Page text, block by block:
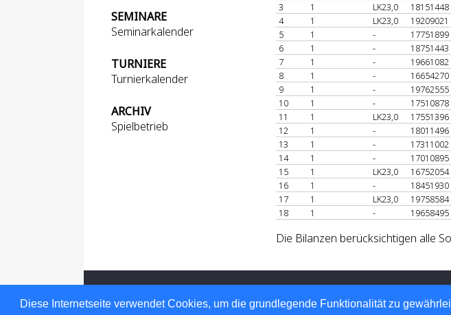
Diese Internetseite verwendet Cookies, um die grundlegende Funktionalität zu
SEMINARE
Seminarkalender
TURNIERE
Turnierkalender
ARCHIV
Spielbetrieb
3
1 LK23,0 18151448
4
1 LK23,0 19209021
5
1 - 17751899
6
1 - 18751443
7
1 - 19661082
8
1 - 16654270
9
1 - 19762555
10
1 - 17510878
11
1 LK23,0 17551396
12
1 - 18011496
13
1 - 17311002
14
1 - 17010895
15
1 LK23,0 16752054
16
1 - 18451930
17
1 LK23,0 19758584
18
1 - 19658495
Die Bilanzen berücksichtigen alle
© 1999-2026nu Datenautomaten GmbH - Automatisierte